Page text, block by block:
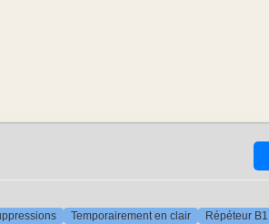
Temporairement en clair Répéteur B1